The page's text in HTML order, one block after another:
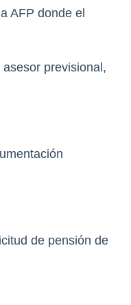
AFP donde el
previsional,
de pensión de